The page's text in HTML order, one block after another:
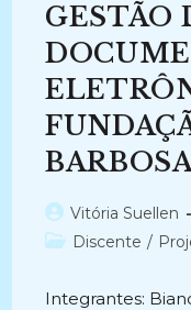
GESTÃO
Autor
do
Vitória Suellen
Categoria
Discente /
Integrantes: